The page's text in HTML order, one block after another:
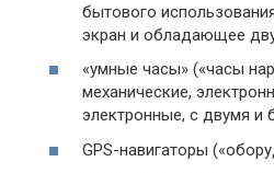
бытового
экран и обладающее
«умные часы» («часы
механические,
электронные, с двумя и
GPS-навигаторы